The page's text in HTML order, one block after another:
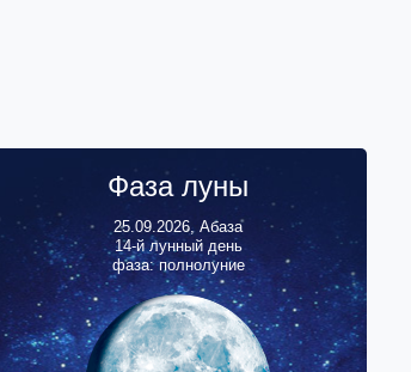
Фаза луны
25.09.2026, Абаза
14-й лунный день
фаза: полнолуние